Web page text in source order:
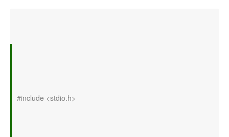
#include <stdio.h>